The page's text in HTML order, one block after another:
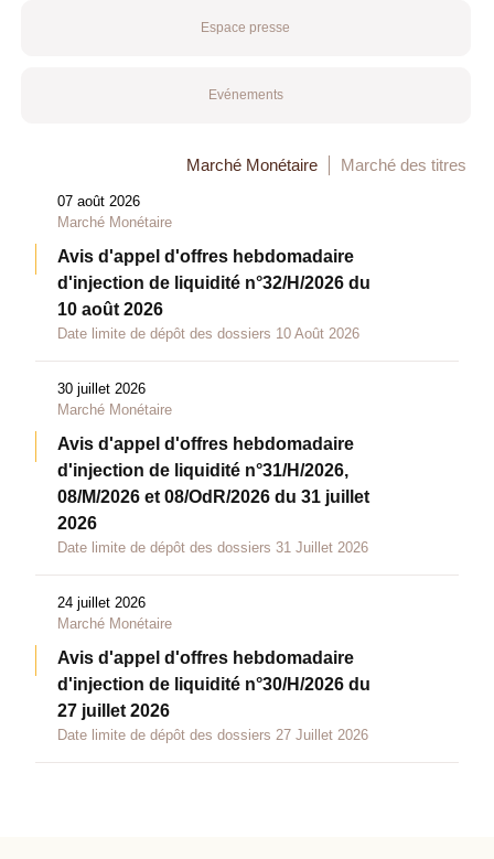
Espace presse
Evénements
Marché Monétaire Marché des titres
07 août 2026
Marché Monétaire
Avis d'appel d'offres hebdomadaire
d'injection de liquidité n°32/H/2026 du
10 août 2026
Date limite de dépôt des dossiers 10 Août 2026
30 juillet 2026
Marché Monétaire
Avis d'appel d'offres hebdomadaire
d'injection de liquidité n°31/H/2026,
08/M/2026 et 08/OdR/2026 du 31 juillet
2026
Date limite de dépôt des dossiers 31 Juillet 2026
24 juillet 2026
Marché Monétaire
Avis d'appel d'offres hebdomadaire
d'injection de liquidité n°30/H/2026 du
27 juillet 2026
Date limite de dépôt des dossiers 27 Juillet 2026